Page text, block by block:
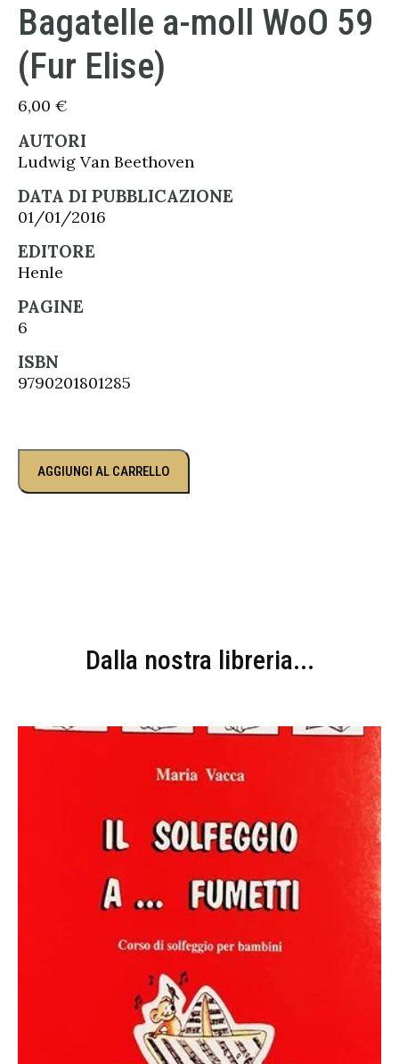
Bagatelle a-moll WoO 59
(Fur Elise)
6,00 €
AUTORI
Ludwig Van Beethoven
DATA DI PUBBLICAZIONE
01/01/2016
EDITORE
Henle
PAGINE
6
ISBN
9790201801285
AGGIUNGI AL CARRELLO
Dalla nostra libreria...